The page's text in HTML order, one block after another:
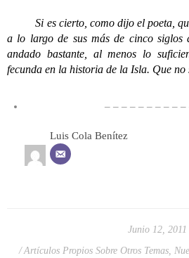
Si es cierto, como dijo el poeta, que
a lo largo de sus más de cinco siglos
andado bastante, al menos lo
fecunda en la historia de la Isla. Que no
– – – – – – – – – –
Luis Cola Benítez
Junio 12, 2011
Artículos Propios Sobre Otros Temas